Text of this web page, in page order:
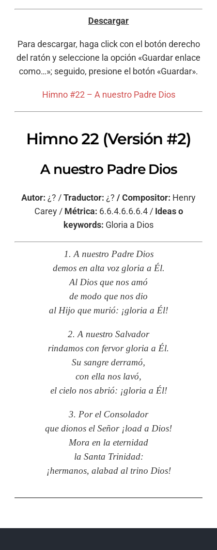
Descargar
Para descargar, haga click con el botón derecho
del ratón y seleccione la opción «Guardar enlace
como…»; seguido, presione el botón «Guardar».
Himno #22 – A nuestro Padre Dios
Himno 22 (Versión #2)
A nuestro Padre Dios
Autor: ¿? /Traductor: ¿? / Compositor: Henry
Carey / Métrica: 6.6.4.6.6.6.4 / Ideas o
keywords: Gloria a Dios
1. A nuestro Padre Dios
demos en alta voz gloria a Él.
Al Dios que nos amó
de modo que nos dio
al Hijo que murió: ¡gloria a Él!
2. A nuestro Salvador
rindamos con fervor gloria a Él.
Su sangre derramó,
con ella nos lavó,
el cielo nos abrió: ¡gloria a Él!
3. Por el Consolador
que dionos el Señor ¡load a Dios!
Mora en la eternidad
la Santa Trinidad:
¡hermanos, alabad al trino Dios!